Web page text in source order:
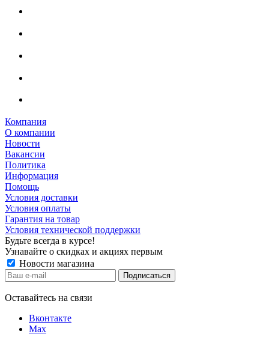
Компания
О компании
Новости
Вакансии
Политика
Информация
Помощь
Условия доставки
Условия оплаты
Гарантия на товар
Условия технической поддержки
Будьте всегда в курсе!
Узнавайте о скидках и акциях первым
Новости магазина
Оставайтесь на связи
Вконтакте
Max